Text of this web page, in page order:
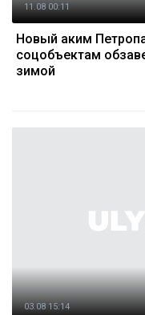
11.08 00:11
Новый аким
соцобъектам
зимой
03.08 15:14